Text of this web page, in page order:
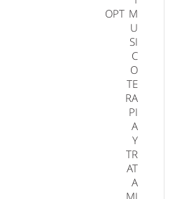
OPT M
U
SI
C
O
TE
RA
PI
A
Y
TR
AT
A